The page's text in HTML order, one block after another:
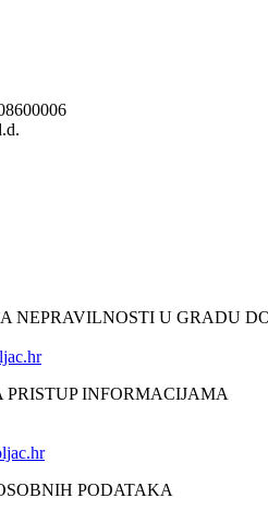
NEPRAVILNOSTI U GRADU
PRISTUP INFORMACIJAMA
PODATAKA